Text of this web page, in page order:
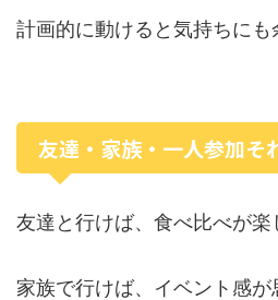
計画的に動けると気持ちにも
友達・家族・一人参加そ
友達と行けば、食べ比べが楽
家族で行けば、イベント感が